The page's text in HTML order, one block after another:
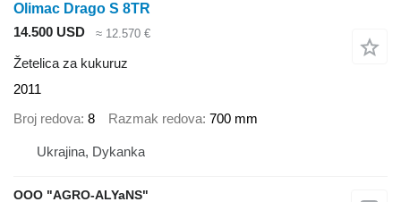
Olimac Drago S 8TR
14.500 USD
≈ 12.570 €
Žetelica za kukuruz
2011
Broj redova 8 Razmak redova 700 mm
Ukrajina, Dykanka
OOO "AGRO-ALYaNS"